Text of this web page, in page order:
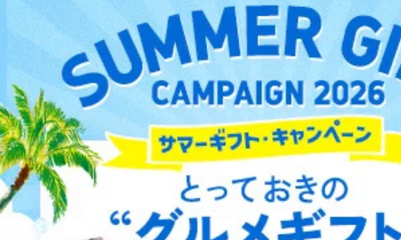
2026/06/19
発売号
2026/05/20
発売号
2026/04/20
発売号
2026/03/19
発売号
9
NutritionCare（ニュートリションケ